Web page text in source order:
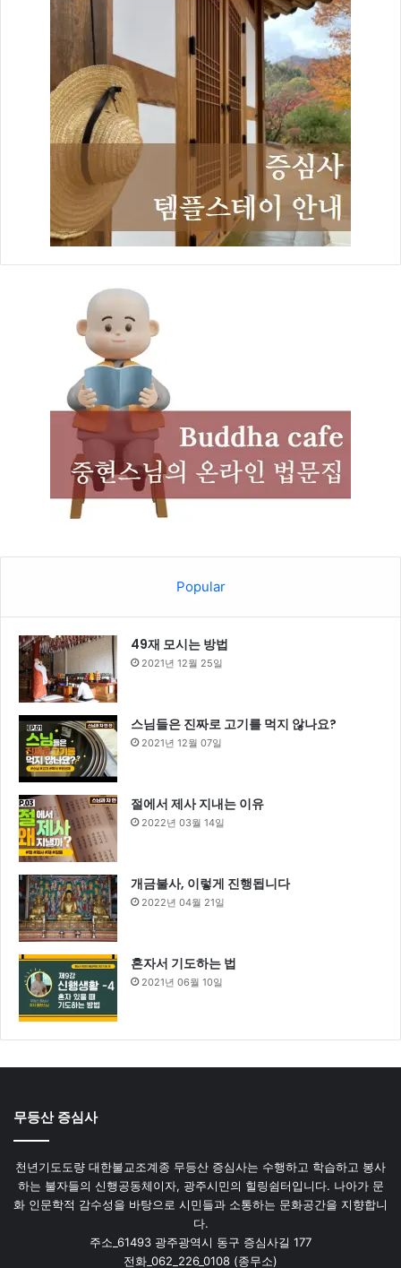
Popular
49재 모시는 방법
2021년 12월 25일
스님들은 진짜로 고기를 먹지 않나요?
2021년 12월 07일
절에서 제사 지내는 이유
2022년 03월 14일
개금불사, 이렇게 진행됩니다
2022년 04월 21일
혼자서 기도하는 법
2021년 06월 10일
무등산 증심사
천년기도도량 대한불교조계종 무등산 증심사는 수행하고 학습하고 봉사
하는 불자들의 신행공동체이자, 광주시민의 힐링쉼터입니다. 나아가 문
화 인문학적 감수성을 바탕으로 시민들과 소통하는 문화공간을 지향합니
다.
주소_61493 광주광역시 동구 증심사길 177
전화_062_226_0108 (종무소)